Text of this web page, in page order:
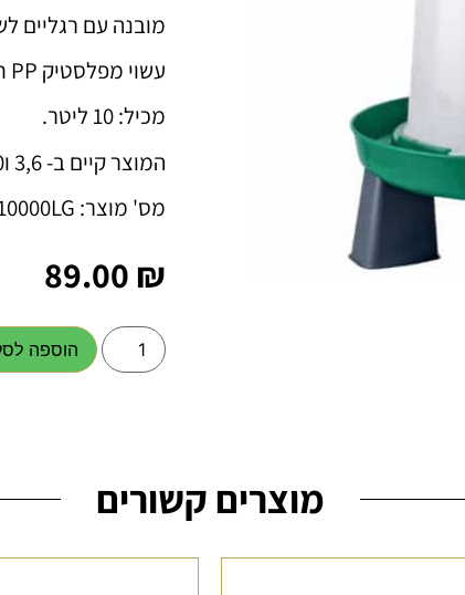
מובנה עם רגליים
עשוי מפלסטיק PP חזק וגמיש ועם הגנת UV.
מכיל: 10 ליטר.
המוצר קיים ב- 3,6 ו10 ליטר.
מס' מוצר: D10000LG
89.00 ₪
הוספה
מוצרים קשורים